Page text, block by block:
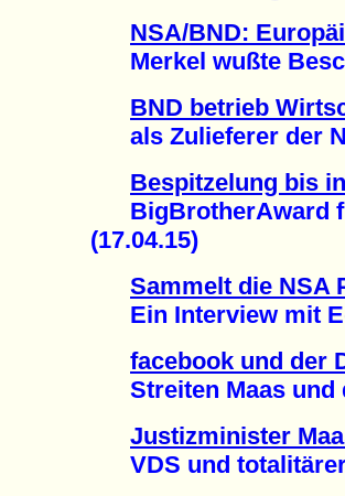
NSA/BND:
Merkel wußte
BND betrieb
als Zulieferer der
Bespitzelung bis
BigBrotherAward
(17.04.15)
Sammelt die NSA
Ein Interview mit
facebook und der
Streiten Maas und
Justizminister
VDS und totalitärer